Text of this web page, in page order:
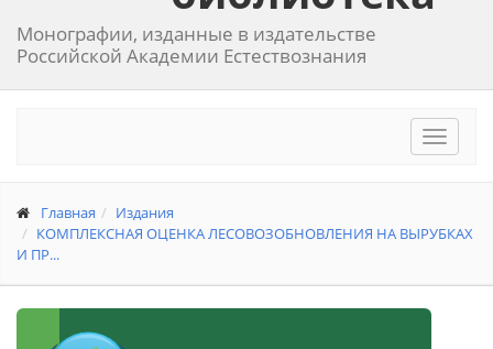
Монографии, изданные в издательстве
Российской Академии Естествознания
Toggle
Главная
Издания
КОМПЛЕКСНАЯ ОЦЕНКА ЛЕСОВОЗОБНОВЛЕНИЯ НА ВЫРУБКАХ
И ПР...